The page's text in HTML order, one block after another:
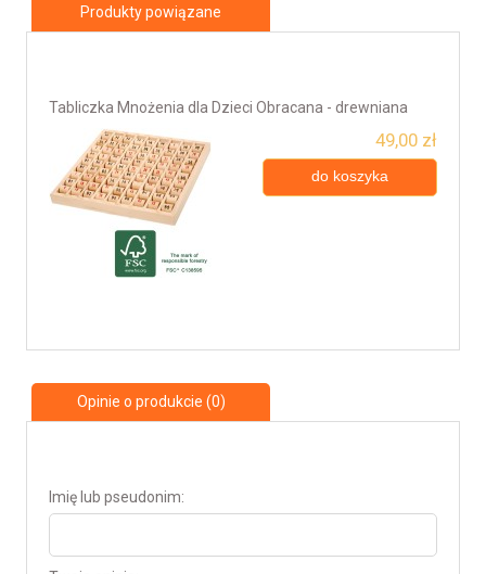
Produkty powiązane
Tabliczka Mnożenia dla Dzieci Obracana - drewniana
49,00 zł
do koszyka
Opinie o produkcie (0)
Imię lub pseudonim: